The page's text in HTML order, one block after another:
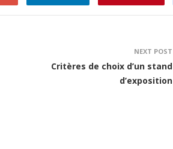
NEXT POST
Critères de choix d’un stand
d’exposition